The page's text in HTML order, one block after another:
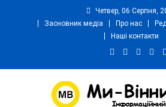
Четвер, 06 Серпня,
Засновник медіа
Про нас
Наші контакти